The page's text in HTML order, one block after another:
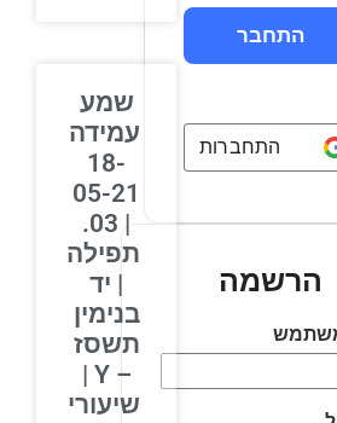
התחברות באמצעותGoogle
הרשמה
שמע
עמידה
18-
05-21
| 03.
תפילה
| יד
בנימין
תשסז
– Y |
שיעורי